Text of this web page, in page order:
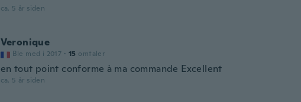
ca. 5 år siden
Veronique
Ble med i 2017 · 15 omtaler
en tout point conforme à ma commande Excellent
ca. 5 år siden